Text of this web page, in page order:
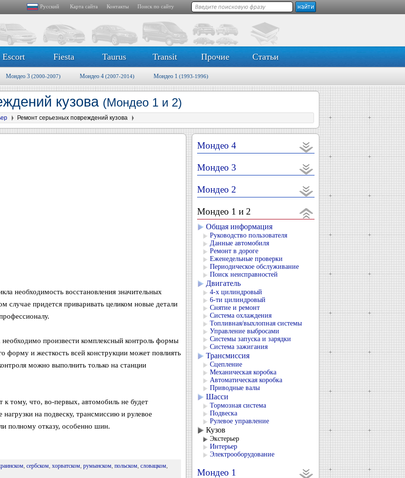
Русский Карта сайта Контакты Поиск по сайту
Escort Fiesta Taurus Transit Прочие Статьи
Мондео 3 (2000-2007) Мондео 4 (2007-2014) Мондео 1 (1993-1996)
кузова (Мондео 1 и 2)
Ремонт серьезных повреждений кузова
необходимость восстановления значительных
случае придется приваривать целиком новые детали
произвести комплексный контроль формы
форму и жесткость всей конструкции может повлиять
можно выполнить только на станции
к тому, что, во-первых, автомобиль не будет
на подвеску, трансмиссию и рулевое
полному отказу, особенно шин.
, сербском, хорватском, румынском, польском, словацком,
Мондео 4
Мондео 3
Мондео 2
Мондео 1 и 2
Общая информация
Руководство пользователя
Данные автомобиля
Ремонт в дороге
Еженедельные проверки
Периодическое обслуживание
Поиск неисправностей
Двигатель
4-х цилиндровый
6-ти цилиндровый
Снятие и ремонт
Система охлаждения
Топливная/выхлопная системы
Управление выбросами
Системы запуска и зарядки
Система зажигания
Трансмиссия
Сцепление
Механическая коробка
Автоматическая коробка
Приводные валы
Шасси
Тормозная система
Подвеска
Рулевое управление
Кузов
Экстерьер
Интерьер
Электрооборудование
Мондео 1